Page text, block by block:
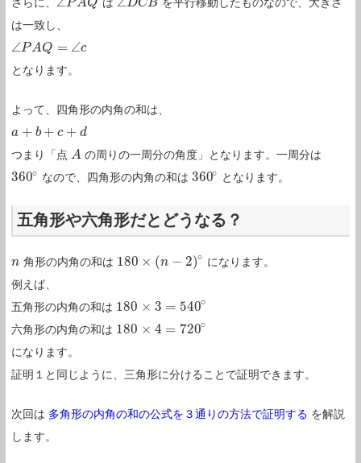
さらに、 PAQ
∠PAQ は DCB
∠DCB
を平行移動したものなので、大きさ
は一致し、
∠PAQ = ∠c
∠PAQ=∠c
となります。
よって、四角形の内角の和は、
a + b + c + d
a+b+c+d
つまり「点 A
A の周りの一周分の角度」となります。一周分は
360∘
360∘ なので、四角形の内角の和は 360∘
360∘ となります。
五角形や六角形だとどうなる？
n
n 角形の内角の和は 180 × (n − 2)∘
180× (n −2) ∘
になります。
例えば、
五角形の内角の和は 180 × 3 = 540∘
180× 3= 540∘
六角形の内角の和は 180 × 4 = 720∘
180× 4= 720∘
になります。
証明１と同じように、三角形に分けることで証明できます。
次回は 多角形の内角の和の公式を３通りの方法で証明する を解説
します。